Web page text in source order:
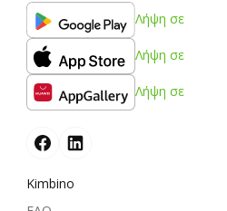
Λήψη σε
Λήψη σε
Λήψη σε
Kimbino